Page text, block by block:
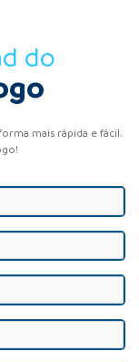
do
mais rápida e fácil.